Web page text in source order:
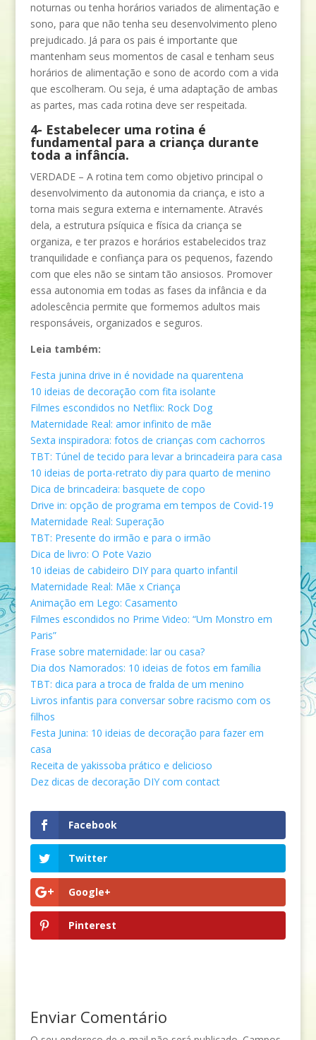
noturnas ou tenha horários variados de alimentação e
sono, para que não tenha seu desenvolvimento pleno
prejudicado. Já para os pais é importante que
mantenham seus momentos de casal e tenham seus
horários de alimentação e sono de acordo com a vida
que escolheram. Ou seja, é uma adaptação de ambas
as partes, mas cada rotina deve ser respeitada.
4- Estabelecer uma rotina é
fundamental para a criança durante
toda a infância.
VERDADE – A rotina tem como objetivo principal o
desenvolvimento da autonomia da criança, e isto a
torna mais segura externa e internamente. Através
dela, a estrutura psíquica e física da criança se
organiza, e ter prazos e horários estabelecidos traz
tranquilidade e confiança para os pequenos, fazendo
com que eles não se sintam tão ansiosos. Promover
essa autonomia em todas as fases da infância e da
adolescência permite que formemos adultos mais
responsáveis, organizados e seguros.
Leia também:
Festa junina drive in é novidade na quarentena
10 ideias de decoração com fita isolante
Filmes escondidos no Netflix: Rock Dog
Maternidade Real: amor infinito de mãe
Sexta inspiradora: fotos de crianças com cachorros
TBT: Túnel de tecido para levar a brincadeira para casa
10 ideias de porta-retrato diy para quarto de menino
Dica de brincadeira: basquete de copo
Drive in: opção de programa em tempos de Covid-19
Maternidade Real: Superação
TBT: Presente do irmão e para o irmão
Dica de livro: O Pote Vazio
10 ideias de cabideiro DIY para quarto infantil
Maternidade Real: Mãe x Criança
Animação em Lego: Casamento
Filmes escondidos no Prime Video: “Um Monstro em
Paris”
Frase sobre maternidade: lar ou casa?
Dia dos Namorados: 10 ideias de fotos em família
TBT: dica para a troca de fralda de um menino
Livros infantis para conversar sobre racismo com os
filhos
Festa Junina: 10 ideias de decoração para fazer em
casa
Receita de yakissoba prático e delicioso
Dez dicas de decoração DIY com contact
Facebook
Twitter
Google+
Pinterest
Enviar Comentário